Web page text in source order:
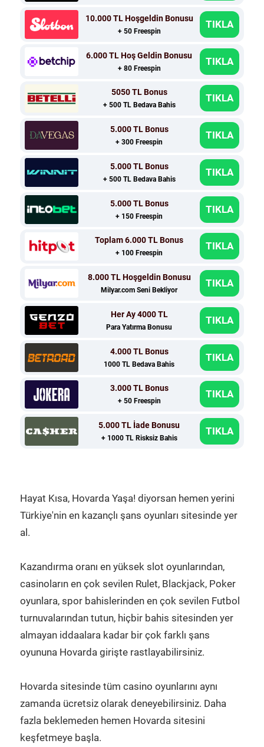
10.000 TL Hoşgeldin Bonusu
+ 50 Freespin
TIKLA
6.000 TL Hoş Geldin Bonusu
+ 80 Freespin
TIKLA
5050 TL Bonus
+ 500 TL Bedava Bahis
TIKLA
5.000 TL Bonus
+ 300 Freespin
TIKLA
5.000 TL Bonus
+ 500 TL Bedava Bahis
TIKLA
5.000 TL Bonus
+ 150 Freespin
TIKLA
Toplam 6.000 TL Bonus
+ 100 Freespin
TIKLA
8.000 TL Hoşgeldin Bonusu
Milyar.com Seni Bekliyor
TIKLA
Her Ay 4000 TL
Para Yatırma Bonusu
TIKLA
4.000 TL Bonus
1000 TL Bedava Bahis
TIKLA
3.000 TL Bonus
+ 50 Freespin
TIKLA
5.000 TL İade Bonusu
+ 1000 TL Risksiz Bahis
TIKLA
Hayat Kısa, Hovarda Yaşa! diyorsan hemen yerini
Türkiye'nin en kazançlı şans oyunları sitesinde yer
al.
Kazandırma oranı en yüksek slot oyunlarından,
casinoların en çok sevilen Rulet, Blackjack, Poker
oyunlara, spor bahislerinden en çok sevilen Futbol
turnuvalarından tutun, hiçbir bahis sitesinden yer
almayan iddaalara kadar bir çok farklı şans
oyununa Hovarda girişte rastlayabilirsiniz.
Hovarda sitesinde tüm casino oyunlarını aynı
zamanda ücretsiz olarak deneyebilirsiniz. Daha
fazla beklemeden hemen Hovarda sitesini
keşfetmeye başla.